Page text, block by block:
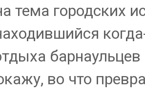
тема городских
барнаульцев
во что